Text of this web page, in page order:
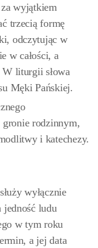
wyjątkiem
trzecią formę
odczytując w
w całości, a
liturgii słowa
Męki Pańskiej.
rodzinnym,
i katechezy.
wyłącznie
jedność ludu
w tym roku
a jej data